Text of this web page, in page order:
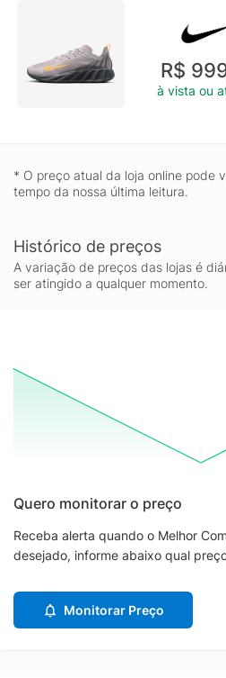
R$
à vista ou
* O preço atual da loja online pode
tempo da nossa última leitura.
Histórico de preços
A variação de preços das lojas é
ser atingido a qualquer momento.
Quero monitorar o preço
Receba alerta quando o Melhor
desejado, informe abaixo qual
Monitorar Preço